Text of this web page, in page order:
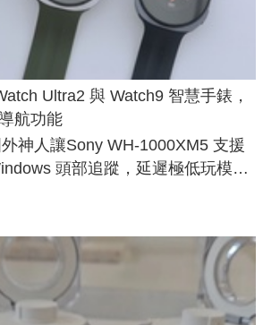
Ultra2 與 Watch9 智慧手錶，
航功能
外神人讓Sony WH-1000XM5 支援
頭部追蹤，延遲極低玩模擬